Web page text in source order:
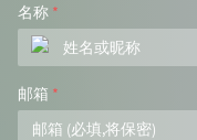
名称 *
邮箱 *